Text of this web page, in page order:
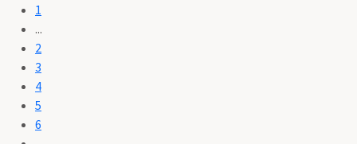
1
...
2
3
4
5
6